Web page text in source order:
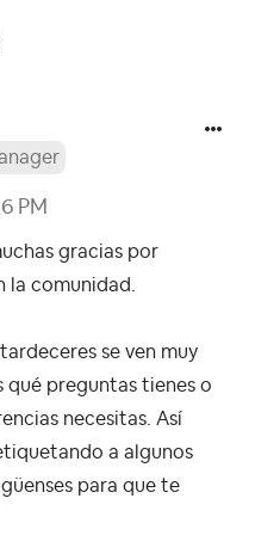
PM
gracias por
la comunidad.
se ven muy
qué preguntas tienes o
necesitas. Así
a algunos
para que te